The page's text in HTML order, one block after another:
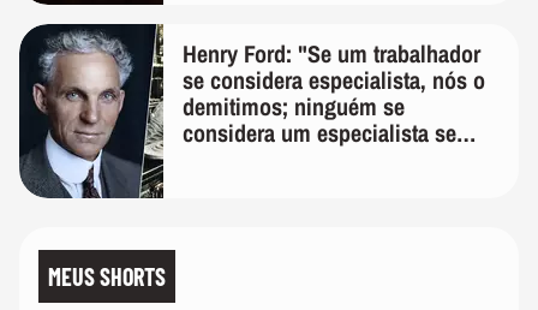
Henry Ford: "Se um trabalhador
se considera especialista, nós o
demitimos; ninguém se
considera um especialista se
MEUS SHORTS